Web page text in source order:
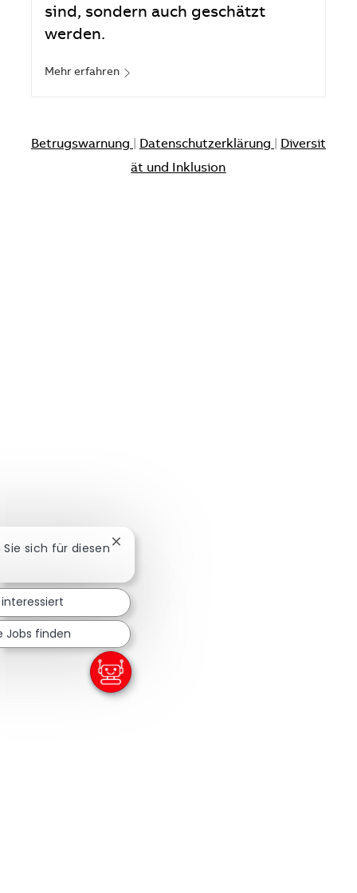
sind, sondern auch geschätzt
werden.
Mehr erfahren
Betrugswarnung Datenschutzerklärung
Diversit
ät und Inklusion
sich für diesen Chatbot-Benachrichtigung schließen
Jobs finden